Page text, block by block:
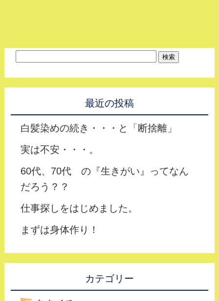
最近の投稿
白髪染めの続き・・・と「断捨離」
実は不安・・・。
60代、70代 の『生きがい』ってなん
だろう？？
仕事探しをはじめました。
まずは身体作り！
カテゴリー